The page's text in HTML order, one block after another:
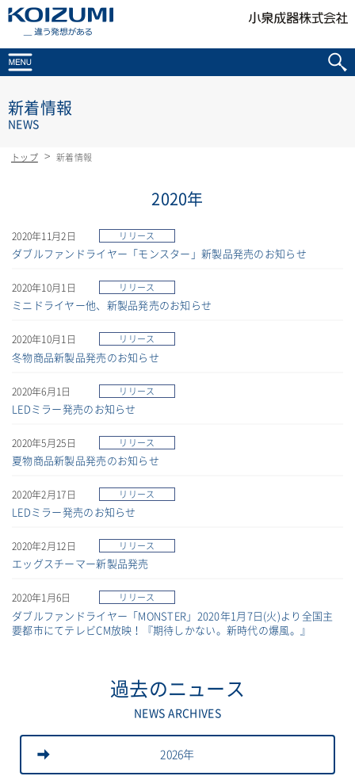
新着情報
NEWS
トップ 新着情報
2020年
2020年11月2日 リリース
ダブルファンドライヤー「モンスター」新製品発売のお知らせ
2020年10月1日 リリース
ミニドライヤー他、新製品発売のお知らせ
2020年10月1日 リリース
冬物商品新製品発売のお知らせ
2020年6月1日 リリース
LEDミラー発売のお知らせ
2020年5月25日 リリース
夏物商品新製品発売のお知らせ
2020年2月17日 リリース
LEDミラー発売のお知らせ
2020年2月12日 リリース
エッグスチーマー新製品発売
2020年1月6日 リリース
ダブルファンドライヤー「MONSTER」2020年1月7日(火)より全国主
要都市にてテレビCM放映！『期待しかない。新時代の爆風。』
過去のニュース
NEWS ARCHIVES
2026年